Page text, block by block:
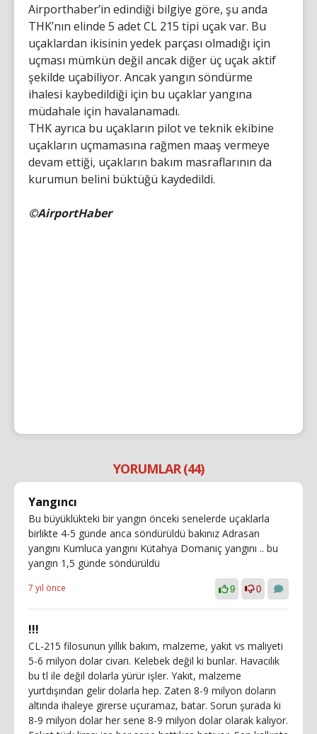
Airporthaber’in edindiği bilgiye göre, şu anda
THK’nın elinde 5 adet CL 215 tipi uçak var. Bu
uçaklardan ikisinin yedek parçası olmadığı için
uçması mümkün değil ancak diğer üç uçak aktif
şekilde uçabiliyor. Ancak yangın söndürme
ihalesi kaybedildiği için bu uçaklar yangına
müdahale için havalanamadı.
THK ayrıca bu uçakların pilot ve teknik ekibine
uçakların uçmamasına rağmen maaş vermeye
devam ettiği, uçakların bakım masraflarının da
kurumun belini büktüğü kaydedildi.
©AirportHaber
YORUMLAR (44)
Yangıncı
Bu büyüklükteki bir yangın önceki senelerde uçaklarla
birlikte 4-5 günde anca söndürüldü bakınız Adrasan
yangını Kumluca yangını Kütahya Domaniç yangını .. bu
yangın 1,5 günde söndürüldü
7 yıl önce 9 0
!!!
CL-215 filosunun yıllık bakım, malzeme, yakıt vs maliyeti
5-6 milyon dolar civarı. Kelebek değil ki bunlar. Havacılık
bu tl ile değil dolarla yürür işler. Yakıt, malzeme
yurtdışından gelir dolarla hep. Zaten 8-9 milyon doların
altında ihaleye girerse uçuramaz, batar. Sorun şurada ki
8-9 milyon dolar her sene 8-9 milyon dolar olarak kalıyor.